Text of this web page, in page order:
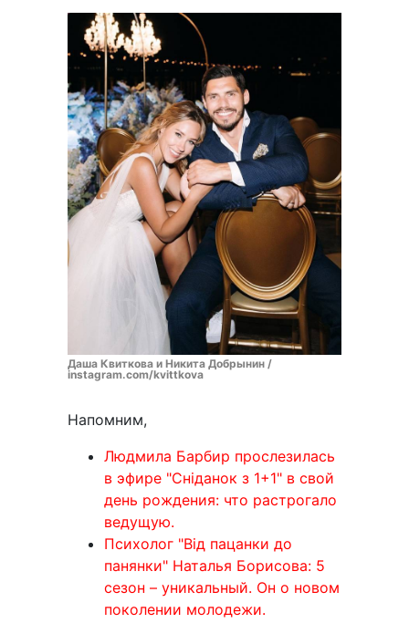
Даша Квиткова и Никита Добрынин /
instagram.com/kvittkova
Напомним,
Людмила Барбир прослезилась
в эфире "Сніданок з 1+1" в свой
день рождения: что растрогало
ведущую.
Психолог "Від пацанки до
панянки" Наталья Борисова: 5
сезон – уникальный. Он о новом
поколении молодежи.